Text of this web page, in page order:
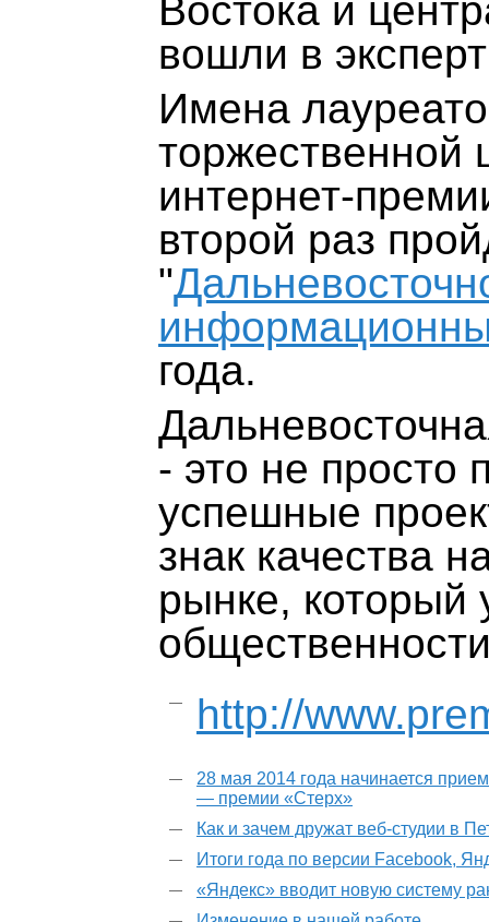
Востока и
вошли в
Имена
торжественной
интернет-
второй раз
"
года.
- это не просто
успешные
знак качества
рынке, который
http://
28 мая 2014 года начинается
— премии «Стерх»
Как и зачем дружат веб-студии в
Итоги года по версии Facebook,
«Яндекс» вводит новую систему